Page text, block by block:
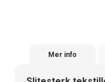
Mer info